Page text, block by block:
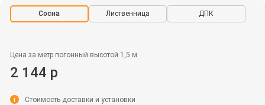
Сосна Лиственница ДПК
Цена за метр погонный высотой 1,5 м
2 144 р
i Стоимость доставки и установки